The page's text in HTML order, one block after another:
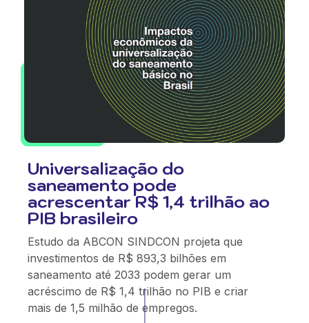
Universalização do
saneamento pode
acrescentar R$ 1,4 trilhão ao
PIB brasileiro
Estudo da ABCON SINDCON projeta que
investimentos de R$ 893,3 bilhões em
saneamento até 2033 podem gerar um
acréscimo de R$ 1,4 trilhão no PIB e criar
mais de 1,5 milhão de empregos.